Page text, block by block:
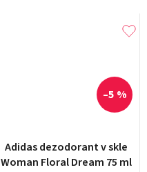
Adidas dezodorant v skle
Woman Floral Dream 75 ml
–5 %